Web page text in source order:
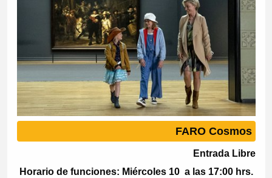
FARO Cosmos
Entrada Libre
Horario de funciones: Miércoles 10 a las 17:00 hrs.